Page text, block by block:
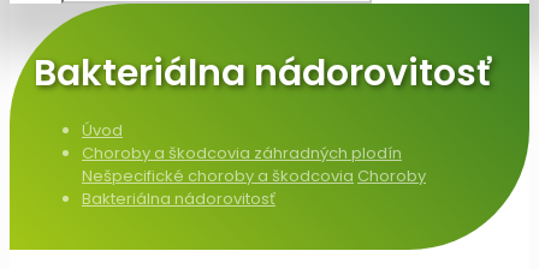
Bakteriálna nádorovitosť
Úvod
Choroby a škodcovia záhradných plodín
Nešpecifické choroby a škodcovia Choroby
Bakteriálna nádorovitosť